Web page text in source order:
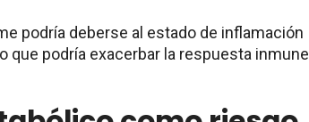
podría deberse al estado de inflamación
que podría exacerbar la respuesta inmune